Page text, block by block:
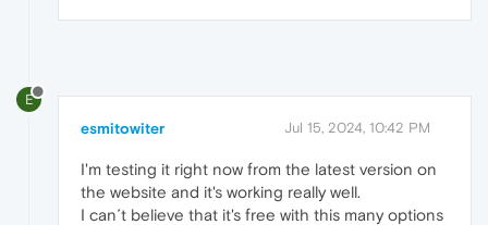
E
esmitowiter Jul 15, 2024, 10:42 PM
I'm testing it right now from the latest version on
the website and it's working really well.
I can´t believe that it's free with this many options